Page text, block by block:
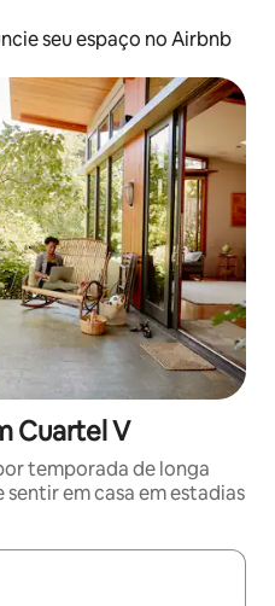
seu espaço no Airbnb
Cuartel V
temporada de longa
em casa em estadias
disponíveis, explore-os